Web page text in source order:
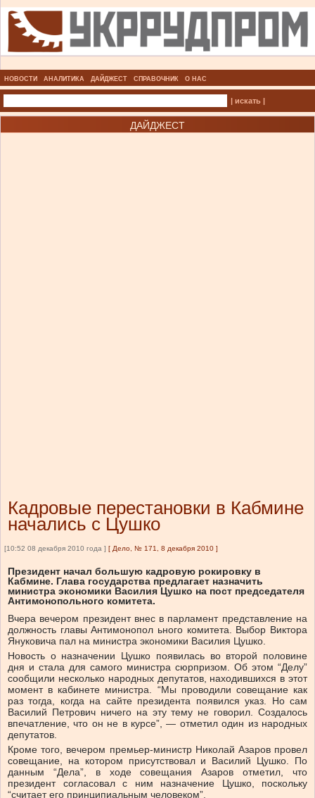
НОВОСТИ АНАЛИТИКА ДАЙДЖЕСТ СПРАВОЧНИК О НАС
| искать |
ДАЙДЖЕСТ
Кадровые перестановки в Кабмине
начались с Цушко
[10:52 08 декабря 2010 года ] [ Дело, № 171, 8 декабря 2010 ]
Президент начал большую кадровую рокировку в
Кабмине. Глава государства предлагает назначить
министра экономики Василия Цушко на пост председателя
Антимонопольного комитета.
Вчера вечером президент внес в парламент представление на
должность главы Антимонопол ьного комитета. Выбор Виктора
Януковича пал на министра экономики Василия Цушко.
Новость о назначении Цушко появилась во второй половине
дня и стала для самого министра сюрпризом. Об этом “Делу”
сообщили несколько народных депутатов, находившихся в этот
момент в кабинете министра. “Мы проводили совещание как
раз тогда, когда на сайте президента появился указ. Но сам
Василий Петрович ничего на эту тему не говорил. Создалось
впечатление, что он не в курсе”, — отметил один из народных
депутатов.
Кроме того, вечером премьер-министр Николай Азаров провел
совещание, на котором присутствовал и Василий Цушко. По
данным “Дела”, в ходе совещания Азаров отметил, что
президент согласовал с ним назначение Цушко, поскольку
“считает его принципиальным человеком”.